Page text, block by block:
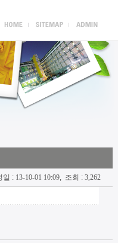
일 : 13-10-01 10:09, 조회 : 3,262